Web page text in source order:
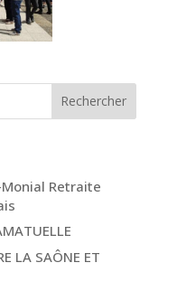
Retraite
LA SAÔNE ET